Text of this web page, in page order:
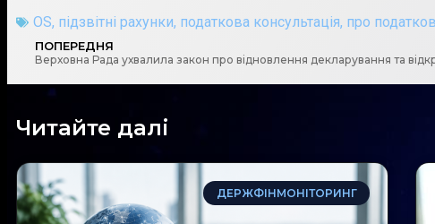
OS, підзвітні рахунки, податкова консультація, про
ПОПЕРЕДНЯ
Верховна Рада ухвалила закон про відновлення декларування та
Читайте далі
ДЕРЖФІНМОНІТОРИНГ